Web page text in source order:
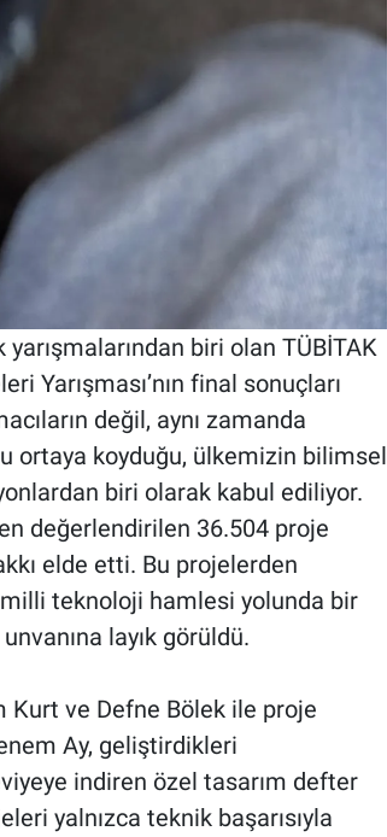
biri olan TÜBİTAK
Yarışması’nın final sonuçları
değil, aynı zamanda
ortaya koyduğu, ülkemizin bilimsel
biri olarak kabul ediliyor.
değerlendirilen 36.504 proje
elde etti. Bu projelerden
teknoloji hamlesi yolunda bir
layık görüldü.
Kurt ve Defne Bölek ile proje
Ay, geliştirdikleri
indiren özel tasarım defter
yalnızca teknik başarısıyla